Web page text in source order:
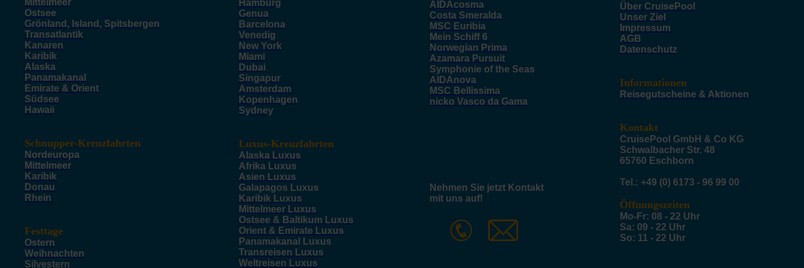
Mittelmeer
Ostsee
Grönland, Island, Spitsbergen
Transatlantik
Kanaren
Karibik
Alaska
Panamakanal
Emirate & Orient
Südsee
Hawaii
Schnupper-Kreuzfahrten
Nordeuropa
Mittelmeer
Karibik
Donau
Rhein
Festtage
Ostern
Weihnachten
Silvestern
Hamburg
Genua
Barcelona
Venedig
New York
Miami
Dubai
Singapur
Amsterdam
Kopenhagen
Sydney
Luxus-Kreuzfahrten
Alaska Luxus
Afrika Luxus
Asien Luxus
Galapagos Luxus
Karibik Luxus
Mittelmeer Luxus
Ostsee & Baltikum Luxus
Orient & Emirate Luxus
Panamakanal Luxus
Transreisen Luxus
Weltreisen Luxus
AIDAcosma
Costa Smeralda
MSC Euribia
Mein Schiff 6
Norwegian Prima
Azamara Pursuit
Symphonie of the Seas
AIDAnova
MSC Bellissima
nicko Vasco da Gama
Nehmen Sie jetzt Kontakt
mit uns auf!
Über CruisePool
Unser Ziel
Impressum
AGB
Datenschutz
Informationen
Reisegutscheine & Aktionen
Kontakt
CruisePool GmbH & Co KG
Schwalbacher Str. 48
65760 Eschborn
Tel.: +49 (0) 6173 - 96 99 00
Öffnungszeiten
Mo-Fr: 08 - 22 Uhr
Sa: 09 - 22 Uhr
So: 11 - 22 Uhr